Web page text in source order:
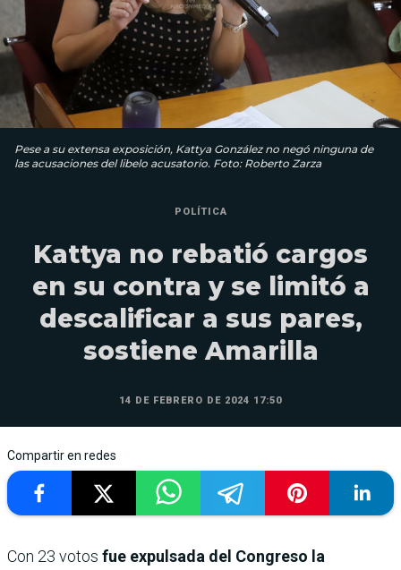
Pese a su extensa exposición, Kattya González no negó ninguna de
las acusaciones del libelo acusatorio. Foto: Roberto Zarza
POLÍTICA
Kattya no rebatió cargos
en su contra y se limitó a
descalificar a sus pares,
sostiene Amarilla
14 DE FEBRERO DE 2024 17:50
Compartir en redes
Con 23 votos fue expulsada del Congreso la